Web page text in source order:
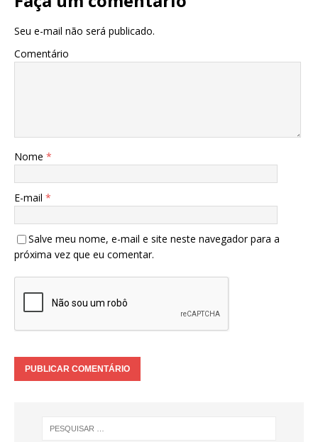
Seu e-mail não será publicado.
Comentário
Nome *
E-mail *
Salve meu nome, e-mail e site neste navegador para a
próxima vez que eu comentar.